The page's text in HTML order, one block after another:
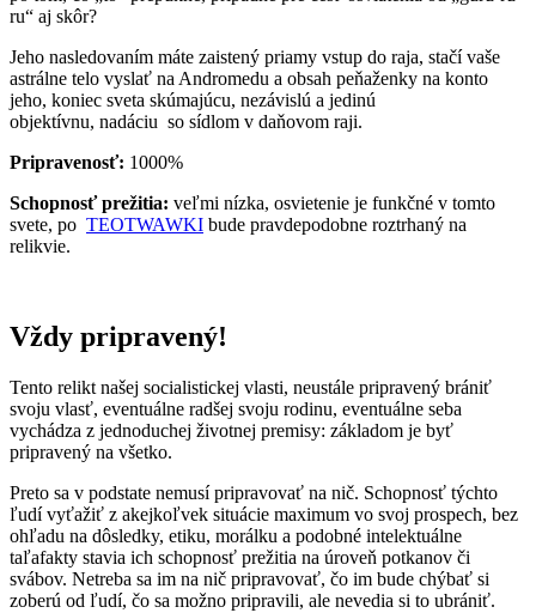
ru“ aj skôr?
Jeho nasledovaním máte zaistený priamy vstup do raja, stačí vaše
astrálne telo vyslať na Andromedu a obsah peňaženky na konto
jeho, koniec sveta skúmajúcu, nezávislú a jedinú
objektívnu, nadáciu so sídlom v daňovom raji.
Pripravenosť: 1000%
Schopnosť prežitia: veľmi nízka, osvietenie je funkčné v tomto
svete, po TEOTWAWKI bude pravdepodobne roztrhaný na
relikvie.
Vždy pripravený!
Tento relikt našej socialistickej vlasti, neustále pripravený brániť
svoju vlasť, eventuálne radšej svoju rodinu, eventuálne seba
vychádza z jednoduchej životnej premisy: základom je byť
pripravený na všetko.
Preto sa v podstate nemusí pripravovať na nič. Schopnosť týchto
ľudí vyťažiť z akejkoľvek situácie maximum vo svoj prospech, bez
ohľadu na dôsledky, etiku, morálku a podobné intelektuálne
taľafakty stavia ich schopnosť prežitia na úroveň potkanov či
svábov. Netreba sa im na nič pripravovať, čo im bude chýbať si
zoberú od ľudí, čo sa možno pripravili, ale nevedia si to ubrániť.